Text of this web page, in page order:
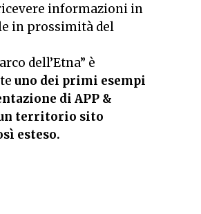
informazioni in
in prossimità del
dell’Etna” è
uno dei primi esempi
di APP &
un territorio sito
esteso.